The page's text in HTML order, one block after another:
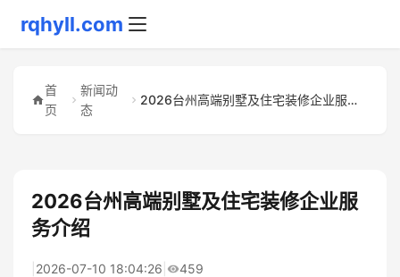
rqhyll.com
首
页
新闻动
态
2026台州高端别墅及住宅装修企业服务介绍
2026台州高端别墅及住宅装修企业服
务介绍
2026-07-10 18:04:26 459